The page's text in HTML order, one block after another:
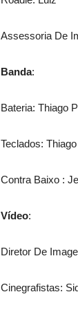
Assessoria De
Banda:
Bateria: Thiago
Teclados:
Contra Baixo :
Vídeo:
Diretor De
Cinegrafistas: